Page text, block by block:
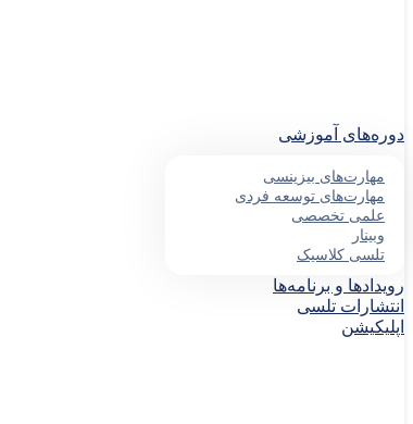
دوره‌های آموزشی
مهارت‌های بیزینسی
مهارت‌های توسعه فردی
علمی تخصصی
وبینار
تلسی کلاسیک
رویدادها و برنامه‌ها
انتشارات تلسی
اپلیکیشن